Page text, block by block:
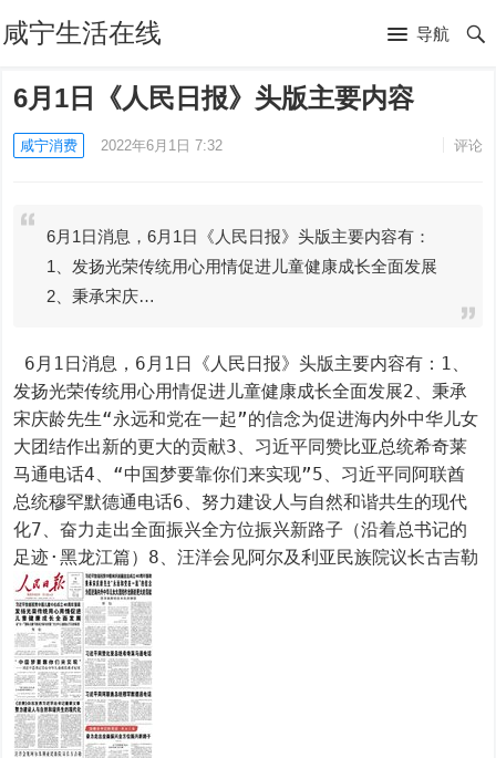
咸宁生活在线 导航
6月1日《人民日报》头版主要内容
咸宁消费 2022年6月1日 7:32 评论
6月1日消息，6月1日《人民日报》头版主要内容有：
1、发扬光荣传统用心用情促进儿童健康成长全面发展
2、秉承宋庆…
发扬光荣传统用心用情促进儿童健康成长全面发展2、秉承
宋庆龄先生“永远和党在一起”的信念为促进海内外中华儿女
大团结作出新的更大的贡献3、习近平同赞比亚总统希奇莱
马通电话4、“中国梦要靠你们来实现”5、习近平同阿联酋
总统穆罕默德通电话6、努力建设人与自然和谐共生的现代
化7、奋力走出全面振兴全方位振兴新路子（沿着总书记的
足迹·黑龙江篇）8、汪洋会见阿尔及利亚民族院议长古吉勒